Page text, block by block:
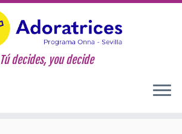
Tú decides, you decide